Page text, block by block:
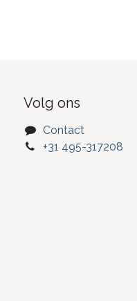
Volg ons
Contact
+31 495-317208